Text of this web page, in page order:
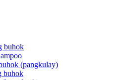
buhok
(pangkulay)
buhok